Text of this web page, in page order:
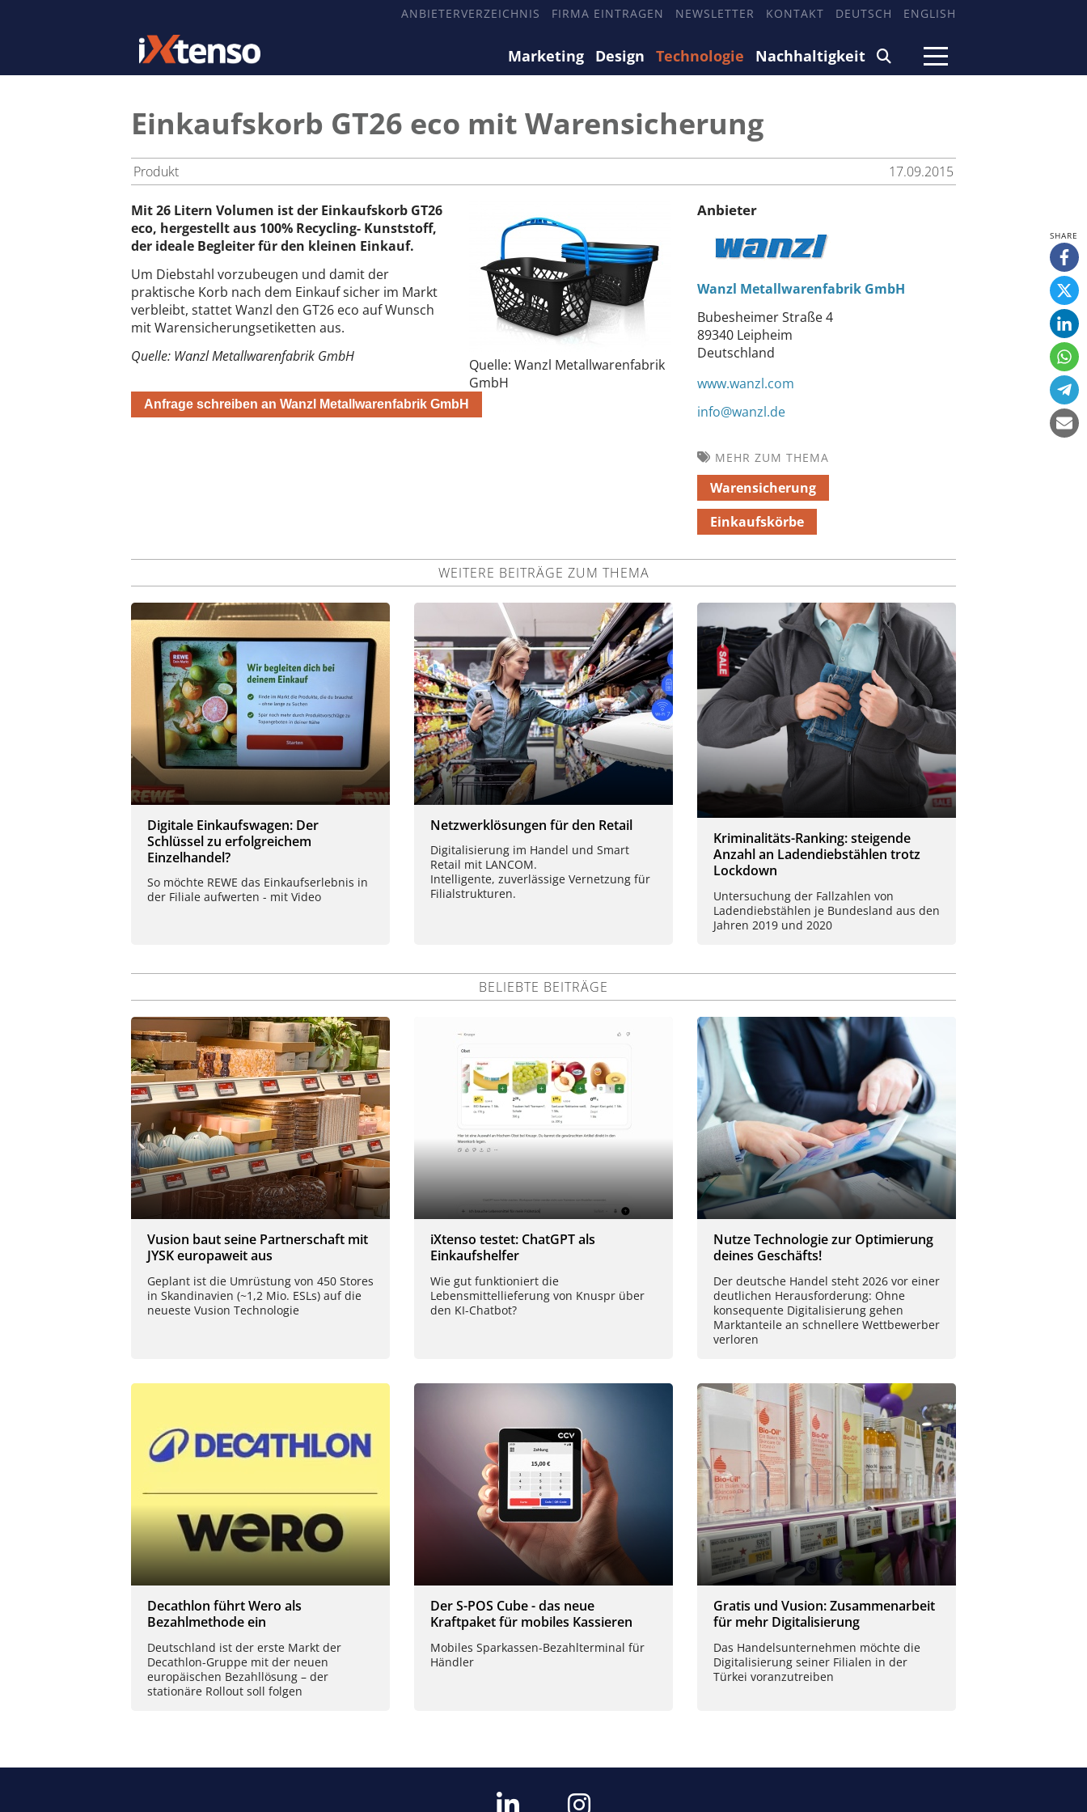
ANBIETERVERZEICHNIS FIRMA EINTRAGEN NEWSLETTER KONTAKT DEUTSCH ENGLISH
Marketing Design Technologie Nachhaltigkeit
Einkaufskorb GT26 eco mit Warensicherung
Produkt 17.09.2015
Quelle: Wanzl Metallwarenfabrik
GmbH
Mit 26 Litern Volumen ist der Einkaufskorb GT26
eco, hergestellt aus 100% Recycling- Kunststoff,
der ideale Begleiter für den kleinen Einkauf.
Um Diebstahl vorzubeugen und damit der
praktische Korb nach dem Einkauf sicher im Markt
verbleibt, stattet Wanzl den GT26 eco auf Wunsch
mit Warensicherungsetiketten aus.
Quelle: Wanzl Metallwarenfabrik GmbH
Anfrage schreiben an Wanzl Metallwarenfabrik GmbH
Anbieter
Wanzl Metallwarenfabrik GmbH
Bubesheimer Straße 4
89340 Leipheim
Deutschland
www.wanzl.com
info@wanzl.de
MEHR ZUM THEMA
Warensicherung
Einkaufskörbe
WEITERE BEITRÄGE ZUM THEMA
Digitale Einkaufswagen: Der
Schlüssel zu erfolgreichem
Einzelhandel?
So möchte REWE das Einkaufserlebnis in
der Filiale aufwerten - mit Video
Netzwerklösungen für den Retail
Digitalisierung im Handel und Smart
Retail mit LANCOM.
Intelligente, zuverlässige Vernetzung für
Filialstrukturen.
Kriminalitäts-Ranking: steigende
Anzahl an Ladendiebstählen trotz
Lockdown
Untersuchung der Fallzahlen von
Ladendiebstählen je Bundesland aus den
Jahren 2019 und 2020
BELIEBTE BEITRÄGE
Vusion baut seine Partnerschaft mit
JYSK europaweit aus
Geplant ist die Umrüstung von 450 Stores
in Skandinavien (~1,2 Mio. ESLs) auf die
neueste Vusion Technologie
iXtenso testet: ChatGPT als
Einkaufshelfer
Wie gut funktioniert die
Lebensmittellieferung von Knuspr über
den KI-Chatbot?
Nutze Technologie zur Optimierung
deines Geschäfts!
Der deutsche Handel steht 2026 vor einer
deutlichen Herausforderung: Ohne
konsequente Digitalisierung gehen
Marktanteile an schnellere Wettbewerber
verloren
Decathlon führt Wero als
Bezahlmethode ein
Deutschland ist der erste Markt der
Decathlon-Gruppe mit der neuen
europäischen Bezahllösung – der
stationäre Rollout soll folgen
Der S-POS Cube - das neue
Kraftpaket für mobiles Kassieren
Mobiles Sparkassen-Bezahlterminal für
Händler
Gratis und Vusion: Zusammenarbeit
für mehr Digitalisierung
Das Handelsunternehmen möchte die
Digitalisierung seiner Filialen in der
Türkei voranzutreiben